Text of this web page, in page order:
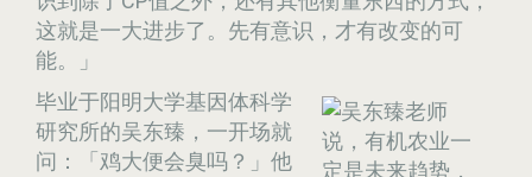
这就是一大进步了。先有意识，才有改变的可
能。」
毕业于阳明大学基因体科学
研究所的吴东臻，一开场就
问：「鸡大便会臭吗？」他